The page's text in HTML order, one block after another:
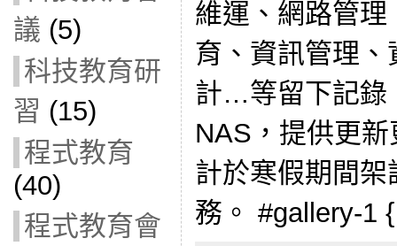
議 (5)
科技教育研
習 (15)
程式教育
(40)
程式教育會
維運、網路管
育、資訊管理
計…等留下記錄
NAS，提供更
計於寒假期間
務。 #gallery-1